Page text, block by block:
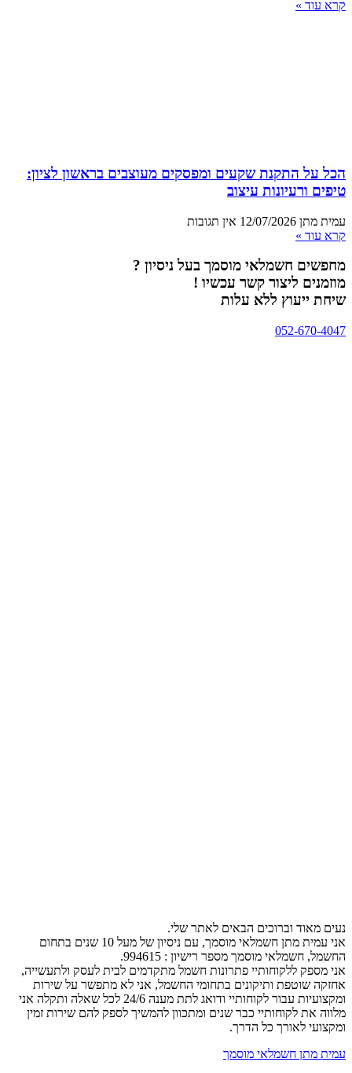
קרא עוד »
הכל על התקנת שקעים ומפסקים מעוצבים בראשון לציון:
טיפים ורעיונות עיצוב
עמית מתן 12/07/2026 אין תגובות
קרא עוד »
מחפשים חשמלאי מוסמך בעל ניסיון ?
מוזמנים ליצור קשר עכשיו !
שיחת ייעוץ ללא עלות
052-670-4047
נעים מאוד וברוכים הבאים לאתר שלי.
אני עמית מתן חשמלאי מוסמך, עם ניסיון של מעל 10 שנים בתחום
החשמל, חשמלאי מוסמך מספר רישיון : 994615.
אני מספק ללקוחותיי פתרונות חשמל מתקדמים לבית לעסק ולתעשייה,
אחזקה שוטפת ותיקונים בתחומי החשמל, אני לא מתפשר על שירות
ומקצועיות עבור לקוחותיי ודואג לתת מענה 24/6 לכל שאלה ותקלה אני
מלווה את לקוחותיי כבר שנים ומתכוון להמשיך לספק להם שירות זמין
ומקצועי לאורך כל הדרך.
עמית מתן חשמלאי מוסמך